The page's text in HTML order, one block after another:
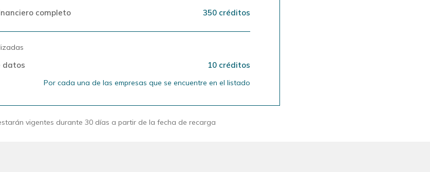
completo
350 créditos
datos 10 créditos
Por cada una de las empresas que se encuentre en el listado
vigentes durante 30 días a partir de la fecha de recarga